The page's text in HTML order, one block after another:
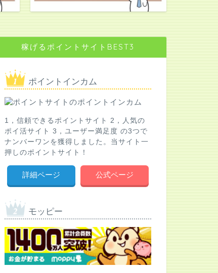
稼げるポイントサイトBEST3
ポイントインカム
1，信頼できるポイントサイト 2，人気の
ポイ活サイト 3，ユーザー満足度 の3つで
ナンバーワンを獲得しました。当サイト一
押しのポイントサイト！
詳細ページ 公式ページ
モッピー